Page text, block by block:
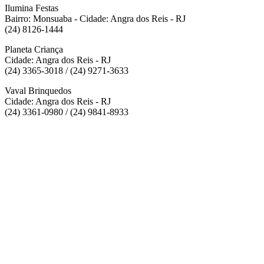
Ilumina Festas
Bairro: Monsuaba - Cidade: Angra dos Reis - RJ
(24) 8126-1444
Planeta Criança
Cidade: Angra dos Reis - RJ
(24) 3365-3018 / (24) 9271-3633
Vaval Brinquedos
Cidade: Angra dos Reis - RJ
(24) 3361-0980 / (24) 9841-8933